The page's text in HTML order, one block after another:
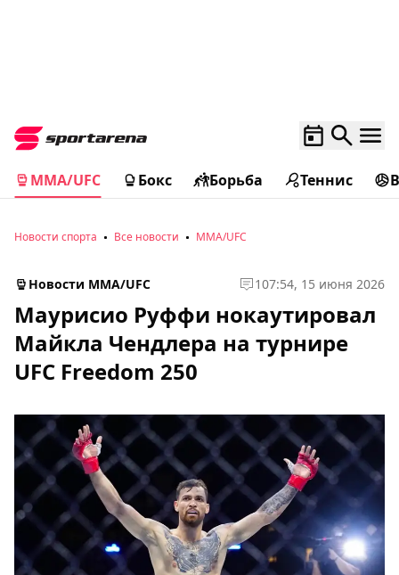
MMA/UFC Бокс Борьба Теннис
Новости спорта Все новости MMA/UFC
Новости MMA/UFC 107:54, 15 июня 2026
Маурисио Руффи нокаутировал
Майкла Чендлера на турнире
UFC Freedom 250